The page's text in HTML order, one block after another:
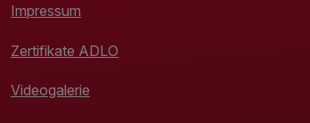
Impressum
Zertifikate ADLO
Videogalerie